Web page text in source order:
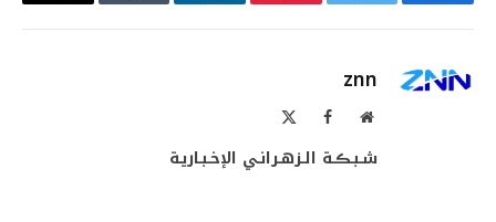
znn
موقع فيسبوك
شـبـڪـة الـزهـرانـي الإخـبـاريـة